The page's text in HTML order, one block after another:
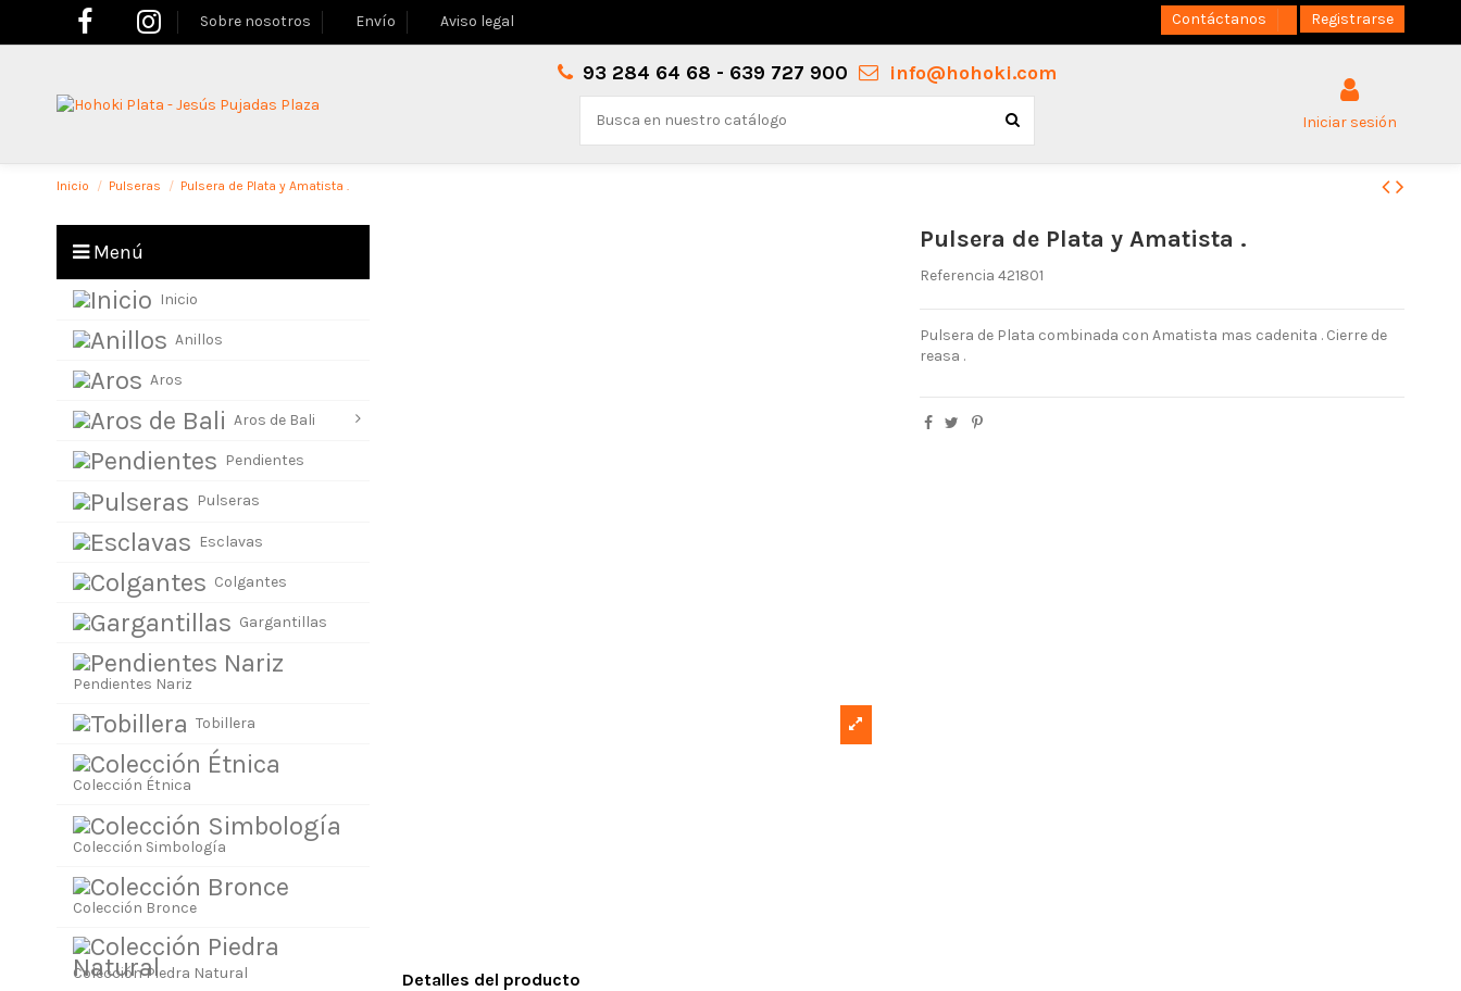
Sobre nosotros Envío Aviso legal Contáctanos Registrarse
93 284 64 68 - 639 727 900 info@hohoki.com
Iniciar sesión
Inicio Pulseras Pulsera de Plata y Amatista .
Pulsera de Plata y Amatista .
Referencia 421801
Pulsera de Plata combinada con Amatista mas cadenita . Cierre de
reasa .
Detalles del producto
Menú
Inicio
Anillos
Aros
Aros de Bali
Pendientes
Pulseras
Esclavas
Colgantes
Gargantillas
Pendientes Nariz
Tobillera
Colección Étnica
Colección Simbología
Colección Bronce
Colección Piedra Natural